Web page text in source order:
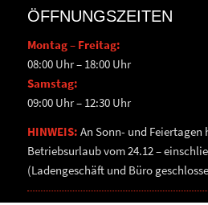
ÖFFNUNGSZEITEN
Montag – Freitag:
08:00 Uhr – 18:00 Uhr
Samstag:
09:00 Uhr – 12:30 Uhr
HINWEIS: An Sonn- und Feiertagen
Betriebsurlaub vom 24.12 –
(Ladengeschäft und Büro